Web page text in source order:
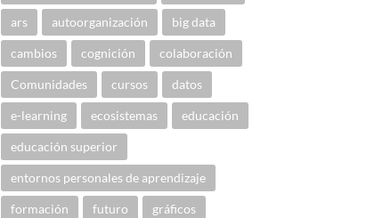
ars autoorganización big data
cambios cognición colaboración
Comunidades cursos datos
e-learning ecosistemas educación
educación superior
entornos personales de aprendizaje
formación futuro gráficos